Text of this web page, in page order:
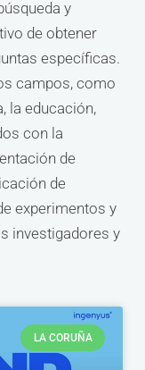
y
de obtener
específicas.
campos, como
la educación,
con la
de
de
experimentos y
investigadores y
LA CORUÑA